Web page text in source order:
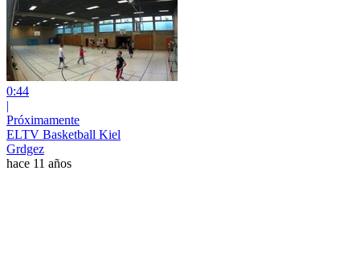
0:44
|
Próximamente
ELTV Basketball Kiel
Grdgez
hace 11 años